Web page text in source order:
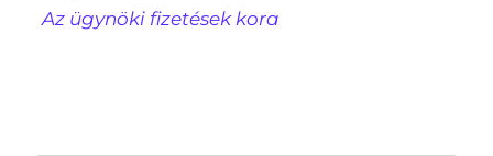
Az ügynöki fizetések kora